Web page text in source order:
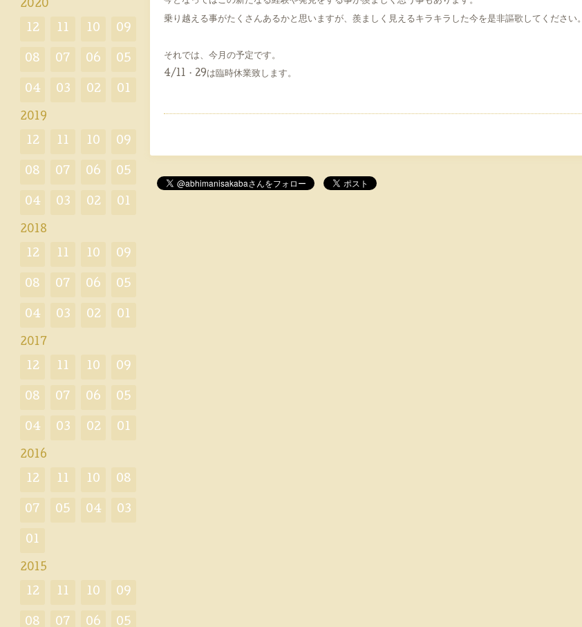
乗り越える事がたくさんあるかと思いますが、羨ましく見えるキラキラした今を是非謳歌してください。
それでは、今月の予定です。
4/11・29は臨時休業致します。
2020
12 11 10 09
08 07 06 05
04 03 02 01
2019
12 11 10 09
08 07 06 05
04 03 02 01
2018
12 11 10 09
08 07 06 05
04 03 02 01
2017
12 11 10 09
08 07 06 05
04 03 02 01
2016
12 11 10 08
07 05 04 03
01
2015
12 11 10 09
08 07 06 05